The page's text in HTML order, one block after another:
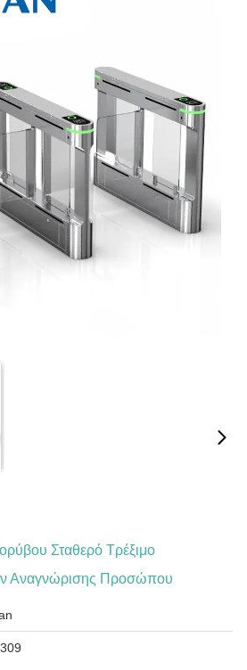
Σταθερό Τρέξιμο
Αναγνώρισης Προσώπου